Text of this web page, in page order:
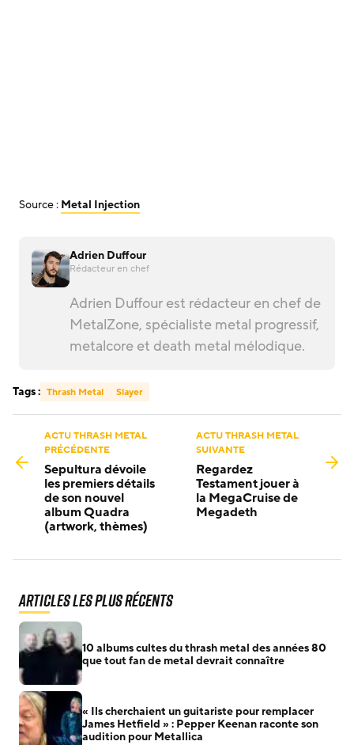
Source : Metal Injection
Adrien Duffour
Rédacteur en chef
Adrien Duffour est rédacteur en chef de
MetalZone, spécialiste metal progressif,
metalcore et death metal mélodique.
Tags : Thrash Metal Slayer
ACTU THRASH METAL
PRÉCÉDENTE
Sepultura dévoile
les premiers détails
de son nouvel
album Quadra
(artwork, thèmes)
ACTU THRASH METAL
SUIVANTE
Regardez
Testament jouer à
la MegaCruise de
Megadeth
Articles les plus récents
10 albums cultes du thrash metal des années 80
que tout fan de metal devrait connaître
« Ils cherchaient un guitariste pour remplacer
James Hetfield » : Pepper Keenan raconte son
audition pour Metallica